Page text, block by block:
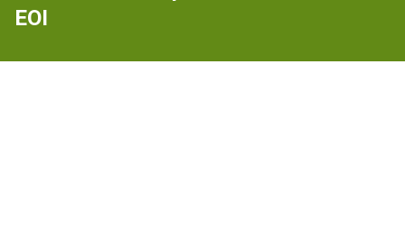
a
navegación
EOI